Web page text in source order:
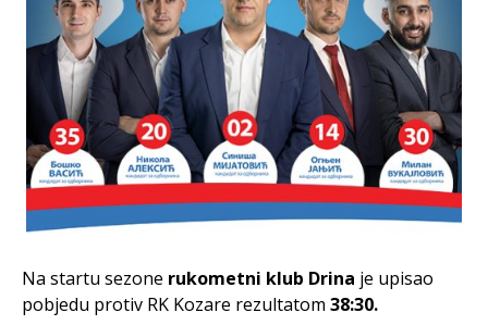
Na startu sezone rukometni klub Drina je upisao
pobjedu protiv RK Kozare rezultatom 38:30.